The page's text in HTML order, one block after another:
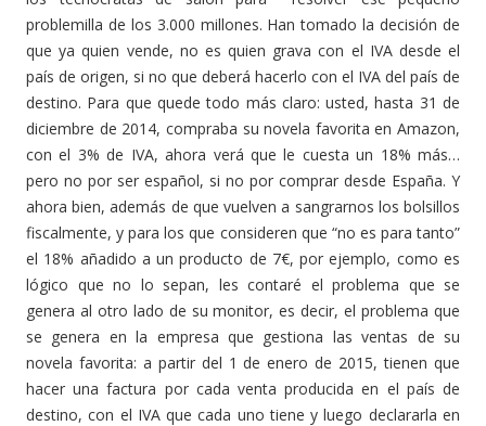
problemilla de los 3.000 millones. Han tomado la decisión de
que ya quien vende, no es quien grava con el IVA desde el
país de origen, si no que deberá hacerlo con el IVA del país de
destino. Para que quede todo más claro: usted, hasta 31 de
diciembre de 2014, compraba su novela favorita en Amazon,
con el 3% de IVA, ahora verá que le cuesta un 18% más…
pero no por ser español, si no por comprar desde España. Y
ahora bien, además de que vuelven a sangrarnos los bolsillos
fiscalmente, y para los que consideren que “no es para tanto”
el 18% añadido a un producto de 7€, por ejemplo, como es
lógico que no lo sepan, les contaré el problema que se
genera al otro lado de su monitor, es decir, el problema que
se genera en la empresa que gestiona las ventas de su
novela favorita: a partir del 1 de enero de 2015, tienen que
hacer una factura por cada venta producida en el país de
destino, con el IVA que cada uno tiene y luego declararla en